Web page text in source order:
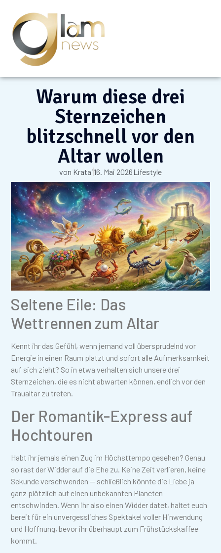
Warum diese drei
Sternzeichen
blitzschnell vor den
Altar wollen
von Kratai16. Mai 2026Lifestyle
Seltene Eile: Das
Wettrennen zum Altar
Kennt ihr das Gefühl, wenn jemand voll übersprudelnd vor
Energie in einen Raum platzt und sofort alle Aufmerksamkeit
auf sich zieht? So in etwa verhalten sich unsere drei
Sternzeichen, die es nicht abwarten können, endlich vor den
Traualtar zu treten.
Der Romantik-Express auf
Hochtouren
Habt ihr jemals einen Zug im Höchsttempo gesehen? Genau
so rast der Widder auf die Ehe zu. Keine Zeit verlieren, keine
Sekunde verschwenden — schließlich könnte die Liebe ja
ganz plötzlich auf einen unbekannten Planeten
entschwinden. Wenn ihr also einen Widder datet, haltet euch
bereit für ein unvergessliches Spektakel voller Hinwendung
und Hoffnung, bevor ihr überhaupt zum Frühstückskaffee
kommt.